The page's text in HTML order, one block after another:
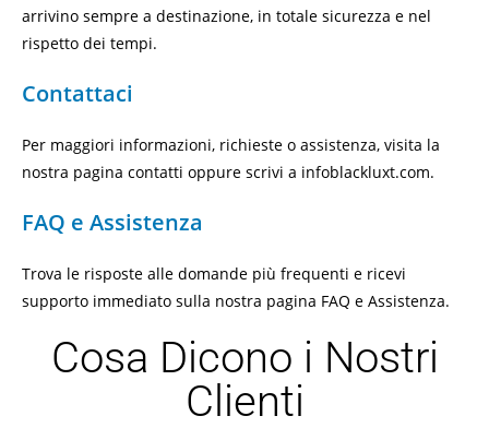
arrivino sempre a destinazione, in totale sicurezza e nel
rispetto dei tempi.
Contattaci
Per maggiori informazioni, richieste o assistenza, visita la
nostra pagina contatti oppure scrivi a infoblackluxt.com.
FAQ e Assistenza
Trova le risposte alle domande più frequenti e ricevi
supporto immediato sulla nostra pagina FAQ e Assistenza.
Cosa Dicono i Nostri
Clienti